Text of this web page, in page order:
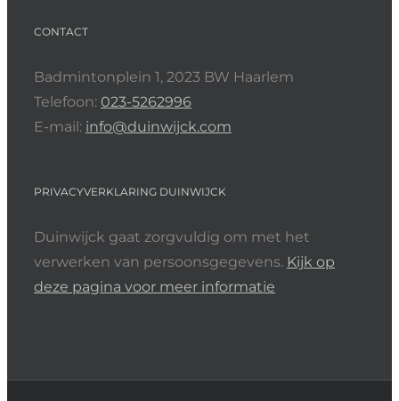
CONTACT
Badmintonplein 1, 2023 BW Haarlem
Telefoon: 023-5262996
E-mail: info@duinwijck.com
PRIVACYVERKLARING DUINWIJCK
Duinwijck gaat zorgvuldig om met het
verwerken van persoonsgegevens. Kijk op
deze pagina voor meer informatie